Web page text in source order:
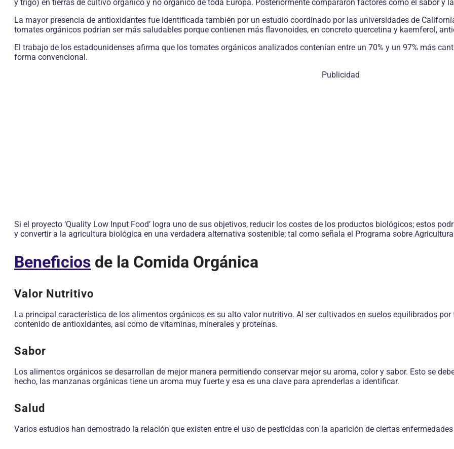
y trigo) en tierras de cultivo orgánico y no orgánico de toda Europa. Posteriormente compararon factores como el sabor y
La mayor presencia de antioxidantes fue identificada también por un estudio coordinado por las universidades de
tomates orgánicos podrían ser más saludables porque contienen más flavonoides, en concreto quercetina y kaemferol,
El trabajo de los estadounidenses afirma que los tomates orgánicos analizados contenían entre un 70% y un 97% más
forma convencional.
Publicidad
Si el proyecto ‘Quality Low Input Food’ logra uno de sus objetivos, reducir los costes de los productos biológicos; estos
y convertir a la agricultura biológica en una verdadera alternativa sostenible; tal como señala el Programa sobre
Beneficios de la Comida Orgánica
Valor Nutritivo
La principal característica de los alimentos orgánicos es su alto valor nutritivo. Al ser cultivados en suelos equilibrados
contenido de antioxidantes, así como de vitaminas, minerales y proteínas.
Sabor
Los alimentos orgánicos se desarrollan de mejor manera permitiendo conservar mejor su aroma, color y sabor. Esto se
hecho, las manzanas orgánicas tiene un aroma muy fuerte y esa es una clave para aprenderlas a identificar.
Salud
Varios estudios han demostrado la relación que existen entre el uso de pesticidas con la aparición de ciertas